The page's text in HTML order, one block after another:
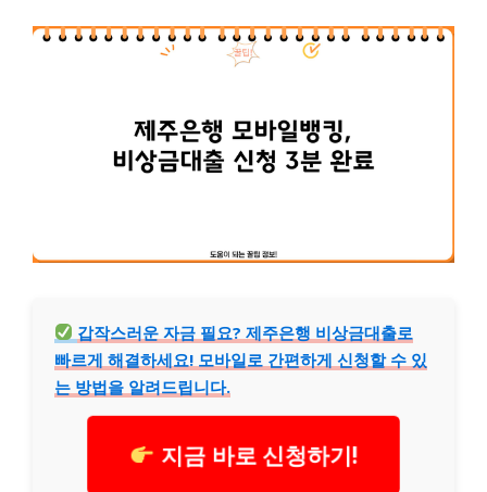
갑작스러운 자금 필요? 제주은행 비상금대출로
빠르게 해결하세요! 모바일로 간편하게 신청할 수 있
는 방법을 알려드립니다.
지금 바로 신청하기!